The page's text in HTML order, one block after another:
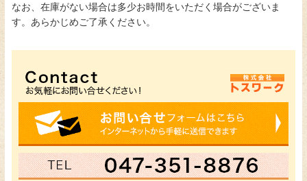
なお、在庫がない場合は多少お時間をいただく場合がございま
す。あらかじめご了承ください。